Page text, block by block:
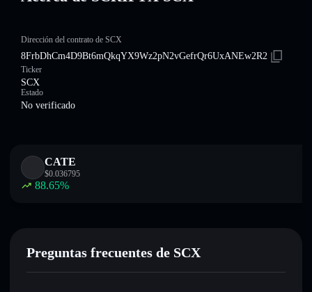
Dirección del contrato de SCX
8FrbDhCm4D9Bt6mQkqYX9Wz2pN2vGefrQr6UxANEw2R2
Ticker
SCX
Estado
No verificado
CATE
$0.036795
88.65%
Preguntas frecuentes de SCX